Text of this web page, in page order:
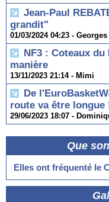
Jean-Paul
grandit"
01/03/2024 04:23 -
NF3 : Coteaux
manière
13/11/2023 21:14 - Mimi
De
route va être longue
29/06/2023 18:07 -
Que
Elles ont fréquenté le